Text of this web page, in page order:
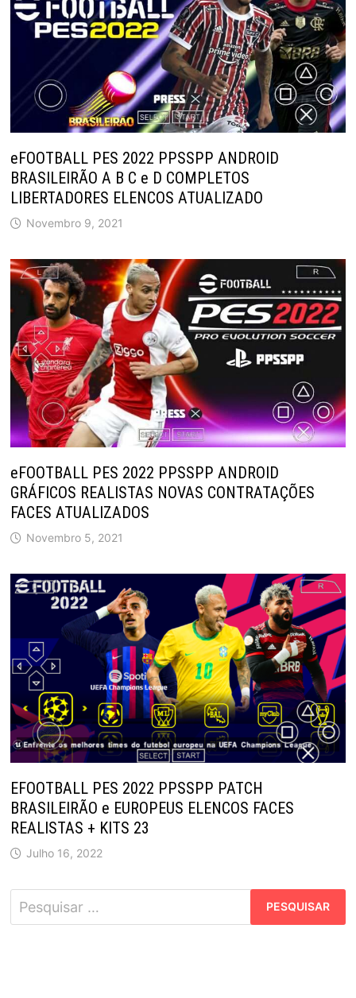
eFOOTBALL PES 2022 PPSSPP ANDROID
BRASILEIRÃO A B C e D COMPLETOS
LIBERTADORES ELENCOS ATUALIZADO
Novembro 9, 2021
eFOOTBALL PES 2022 PPSSPP ANDROID
GRÁFICOS REALISTAS NOVAS CONTRATAÇÕES
FACES ATUALIZADOS
Novembro 5, 2021
EFOOTBALL PES 2022 PPSSPP PATCH
BRASILEIRÃO e EUROPEUS ELENCOS FACES
REALISTAS + KITS 23
Julho 16, 2022
Pesquisar
por: